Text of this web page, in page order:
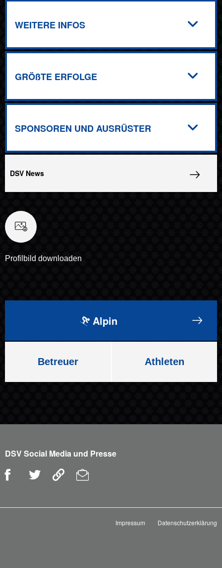
WEITERE INFOS
GRÖßTE ERFOLGE
SPONSOREN UND AUSRÜSTER
DSV News
Profilbild downloaden
Alpin
Betreuer Athleten
DSV Social Media und Presse
Datenschutzerklärung
Impressum